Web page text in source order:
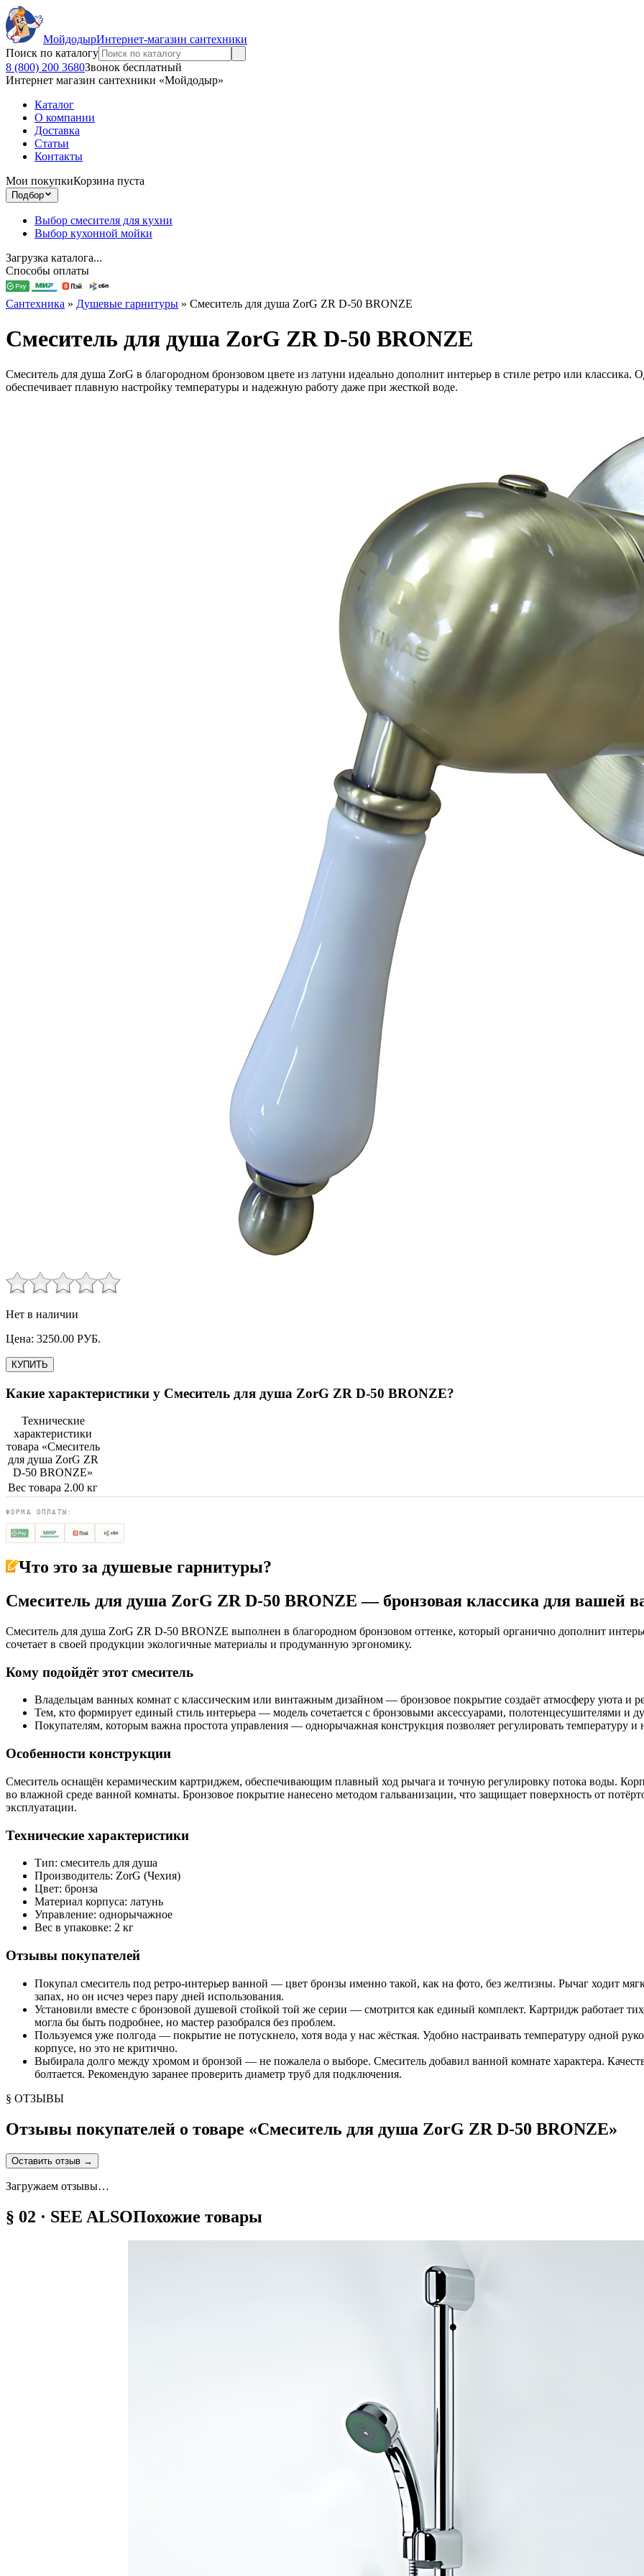
МойдодырИнтернет-магазин сантехники
Поиск по каталогу
8 (800) 200 3680Звонок бесплатный
Интернет магазин сантехники «Мойдодыр»
Каталог
О компании
Доставка
Статьи
Контакты
Мои покупкиКорзина пуста
Подбор
Выбор смесителя для кухни
Выбор кухонной мойки
Загрузка каталога...
Способы оплаты
Сантехника » Душевые гарнитуры » Смеситель для душа ZorG ZR D-50 BRONZE
Смеситель для душа ZorG ZR D-50 BRONZE
Смеситель для душа ZorG в благородном бронзовом цвете из латуни идеально дополнит интерьер в стиле ретро или
обеспечивает плавную настройку температуры и надежную работу даже при жесткой воде.
Нет в наличии
Цена: 3250.00 РУБ.
КУПИТЬ
Какие характеристики у Смеситель для душа ZorG ZR D-50 BRONZE?
Технические
характеристики
товара «Смеситель
для душа ZorG ZR
D-50 BRONZE»
Вес товара 2.00 кг
ФОРМА ОПЛАТЫ:
Что это за душевые гарнитуры?
Смеситель для душа ZorG ZR D-50 BRONZE — бронзовая классика для вашей
Смеситель для душа ZorG ZR D-50 BRONZE выполнен в благородном бронзовом оттенке, который органично дополнит
сочетает в своей продукции экологичные материалы и продуманную эргономику.
Кому подойдёт этот смеситель
Владельцам ванных комнат с классическим или винтажным дизайном — бронзовое покрытие создаёт атмосферу уюта и
Тем, кто формирует единый стиль интерьера — модель сочетается с бронзовыми аксессуарами, полотенцесушителями и
Покупателям, которым важна простота управления — однорычажная конструкция позволяет регулировать температуру
Особенности конструкции
Смеситель оснащён керамическим картриджем, обеспечивающим плавный ход рычага и точную регулировку потока воды.
во влажной среде ванной комнаты. Бронзовое покрытие нанесено методом гальванизации, что защищает поверхность от
эксплуатации.
Технические характеристики
Тип: смеситель для душа
Производитель: ZorG (Чехия)
Цвет: бронза
Материал корпуса: латунь
Управление: однорычажное
Вес в упаковке: 2 кг
Отзывы покупателей
Покупал смеситель под ретро-интерьер ванной — цвет бронзы именно такой, как на фото, без желтизны. Рычаг ходит
запах, но он исчез через пару дней использования.
Установили вместе с бронзовой душевой стойкой той же серии — смотрится как единый комплект. Картридж работает
могла бы быть подробнее, но мастер разобрался без проблем.
Пользуемся уже полгода — покрытие не потускнело, хотя вода у нас жёсткая. Удобно настраивать температуру одной
корпусе, но это не критично.
Выбирала долго между хромом и бронзой — не пожалела о выборе. Смеситель добавил ванной комнате характера.
болтается. Рекомендую заранее проверить диаметр труб для подключения.
§ ОТЗЫВЫ
Отзывы покупателей о товаре «Смеситель для душа ZorG ZR D-50 BRONZE»
Оставить отзыв →
Загружаем отзывы…
§ 02 · SEE ALSOПохожие товары